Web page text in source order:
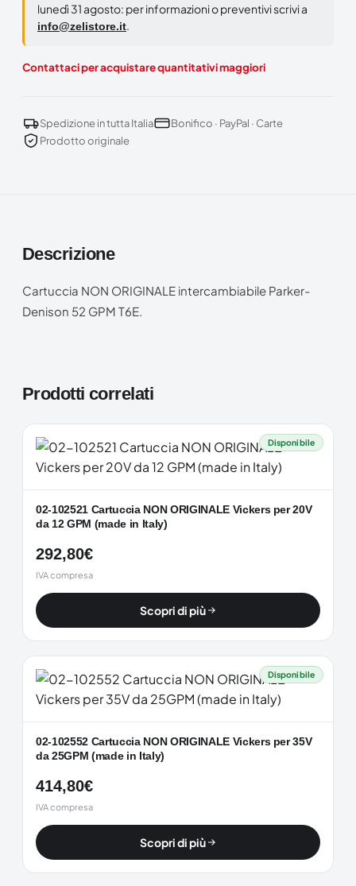
lunedì 31 agosto: per informazioni o preventivi scrivi a
info@zelistore.it.
Contattaci per acquistare quantitativi maggiori
Spedizione in tutta Italia
Bonifico · PayPal · Carte
Prodotto originale
Descrizione
Cartuccia NON ORIGINALE intercambiabile Parker-
Denison 52 GPM T6E.
Prodotti correlati
Disponibile
02-102521 Cartuccia NON ORIGINALE Vickers per 20V
da 12 GPM (made in Italy)
292,80€
IVA compresa
Scopri di più
Disponibile
02-102552 Cartuccia NON ORIGINALE Vickers per 35V
da 25GPM (made in Italy)
414,80€
IVA compresa
Scopri di più